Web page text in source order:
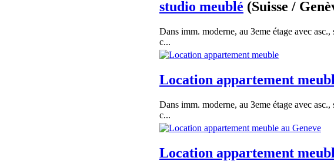
studio meublé (Suisse /
Dans imm. moderne, au 3eme étage avec
c...
Location appartement
Dans imm. moderne, au 3eme étage avec
c...
Location appartement